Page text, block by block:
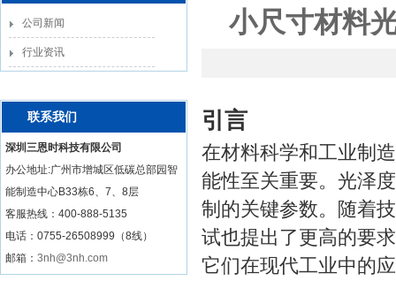
公司新闻
行业资讯
联系我们
深圳三恩时科技有限公司
办公地址:广州市增城区低碳总部园智
能制造中心B33栋6、7、8层
客服热线： 400-888-5135
电话：0755-26508999（8线）
邮箱： 3nh@3nh.com
小尺寸材料
引言
在材料科学和工业制
能性至关重要。光泽
制的关键参数。随着
试也提出了更高的要
它们在现代工业中的